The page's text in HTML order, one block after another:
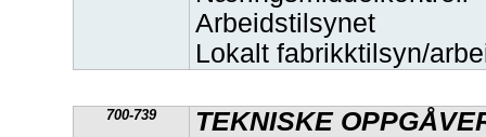
Arbeidstilsynet
Lokalt fabrikktilsyn/
700-739 TEKNISKE